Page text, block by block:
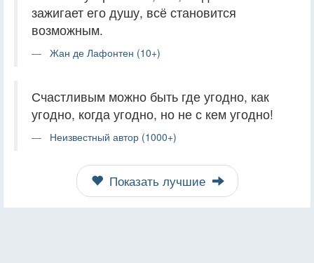
зажигает его душу, всё становится
возможным.
Жан де Лафонтен (10+)
Счастливым можно быть где угодно, как
угодно, когда угодно, но не с кем угодно!
Неизвестный автор (1000+)
Показать лучшие